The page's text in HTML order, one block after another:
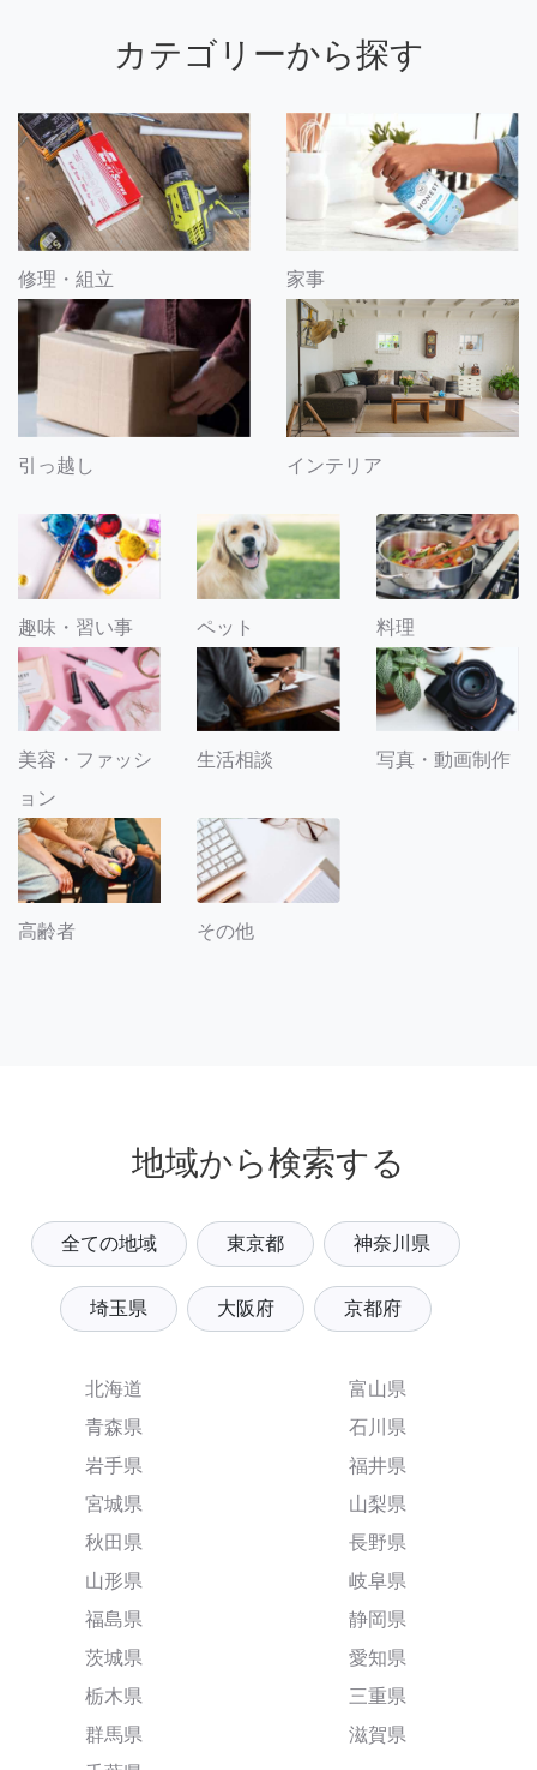
カテゴリーから探す
修理・組立 家事
引っ越し インテリア
趣味・習い事 ペット 料理
美容・ファッシ
ョン
生活相談 写真・動画制作
高齢者 その他
地域から検索する
全ての地域 東京都 神奈川県
埼玉県 大阪府 京都府
北海道
青森県
岩手県
宮城県
秋田県
山形県
福島県
茨城県
栃木県
群馬県
富山県
石川県
福井県
山梨県
長野県
岐阜県
静岡県
愛知県
三重県
滋賀県